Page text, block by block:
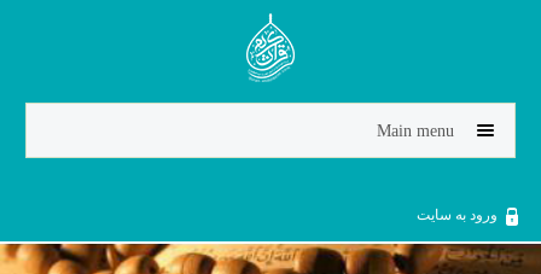
Jump to navigation
Main menu
ورود به سایت